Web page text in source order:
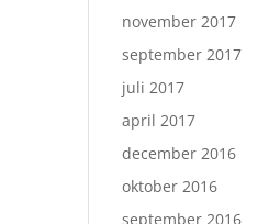
november 2017
september 2017
juli 2017
april 2017
december 2016
oktober 2016
september 2016